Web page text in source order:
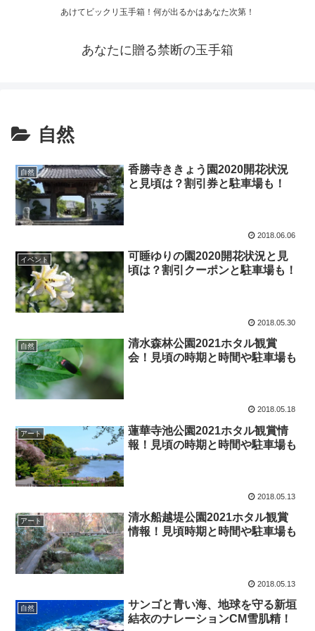
あけてビックリ玉手箱！何が出るかはあなた次第！
あなたに贈る禁断の玉手箱
自然
自然
香勝寺ききょう園2020開花状況
と見頃は？割引券と駐車場も！
2018.06.06
イベント
可睡ゆりの園2020開花状況と見
頃は？割引クーポンと駐車場も！
2018.05.30
自然
清水森林公園2021ホタル観賞
会！見頃の時期と時間や駐車場も
2018.05.18
アート
蓮華寺池公園2021ホタル観賞情
報！見頃の時期と時間や駐車場も
2018.05.13
アート
清水船越堤公園2021ホタル観賞
情報！見頃時期と時間や駐車場も
2018.05.13
自然
サンゴと青い海、地球を守る新垣
結衣のナレーションCM雪肌精！